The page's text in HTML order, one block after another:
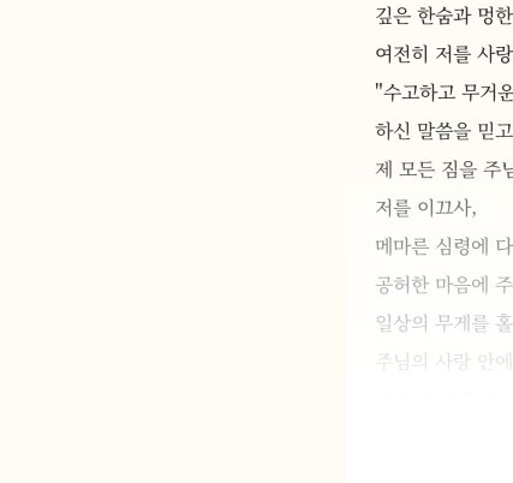
깊은 한숨과 멍
여전히 저를 사
"수고하고 무거
하신 말씀을 믿
제 모든 짐을 주
저를 이끄사,
메마른 심령에
공허한 마음에
일상의 무게를
주님의 사랑 안
함께 힘겹게 살